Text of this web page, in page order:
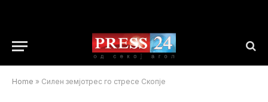
Home » Силен земјотрес го стресе Скопје